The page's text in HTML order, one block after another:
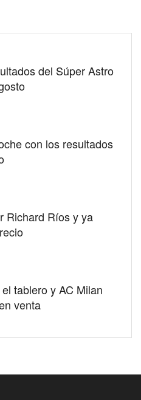
del Súper Astro
con los resultados
Richard Ríos y ya
tablero y AC Milan
venta